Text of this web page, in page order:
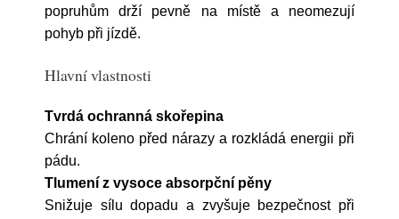
popruhům drží pevně na místě a neomezují
pohyb při jízdě.
Hlavní vlastnosti
Tvrdá ochranná skořepina
Chrání koleno před nárazy a rozkládá energii při
pádu.
Tlumení z vysoce absorpční pěny
Snižuje sílu dopadu a zvyšuje bezpečnost při